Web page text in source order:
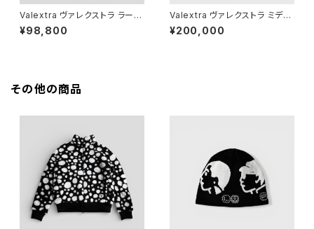
Valextra ヴァレクストラ ラージ
パスパトート ホワイト
¥98,800
Valextra ヴァレクストラ ミディ
アム ブレラ ホワイト
¥200,000
その他の商品